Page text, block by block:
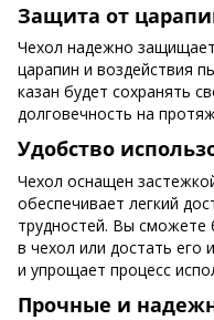
Защита от
Чехол надежно
царапин и воздействия
казан будет сохранять
долговечность на
Удобство
Чехол оснащен
обеспечивает легкий
трудностей. Вы сможете
в чехол или достать его
и упрощает процесс
Прочные и